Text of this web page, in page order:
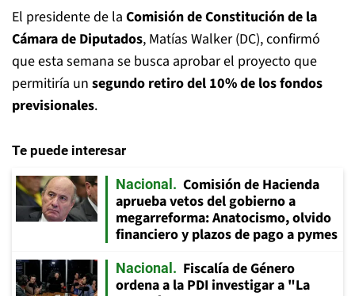
El presidente de la Comisión de Constitución de la
Cámara de Diputados, Matías Walker (DC), confirmó
que esta semana se busca aprobar el proyecto que
permitiría un segundo retiro del 10% de los fondos
previsionales.
Te puede interesar
Nacional
Comisión de Hacienda
aprueba vetos del gobierno a
megarreforma: Anatocismo, olvido
financiero y plazos de pago a pymes
Nacional
Fiscalía de Género
ordena a la PDI investigar a "La